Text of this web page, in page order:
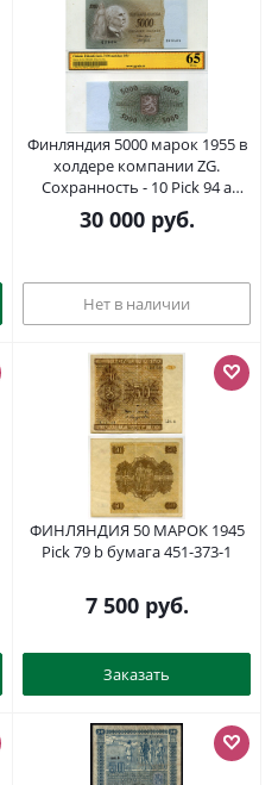
Финляндия 5000 марок 1955 в
холдере компании ZG.
Сохранность - 10 Pick 94 a
бумага UNC (пресс) 000-00-00
30 000руб.
Нет в наличии
ФИНЛЯНДИЯ 50 МАРОК 1945
Pick 79 b бумага 451-373-1
7 500руб.
Заказать